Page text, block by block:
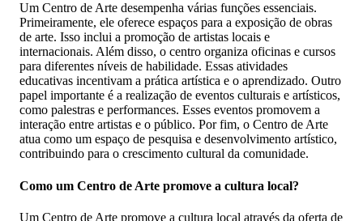
Um Centro de Arte desempenha várias funções essenciais.
Primeiramente, ele oferece espaços para a exposição de obras
de arte. Isso inclui a promoção de artistas locais e
internacionais. Além disso, o centro organiza oficinas e cursos
para diferentes níveis de habilidade. Essas atividades
educativas incentivam a prática artística e o aprendizado. Outro
papel importante é a realização de eventos culturais e artísticos,
como palestras e performances. Esses eventos promovem a
interação entre artistas e o público. Por fim, o Centro de Arte
atua como um espaço de pesquisa e desenvolvimento artístico,
contribuindo para o crescimento cultural da comunidade.
Como um Centro de Arte promove a cultura local?
Um Centro de Arte promove a cultura local através da oferta de